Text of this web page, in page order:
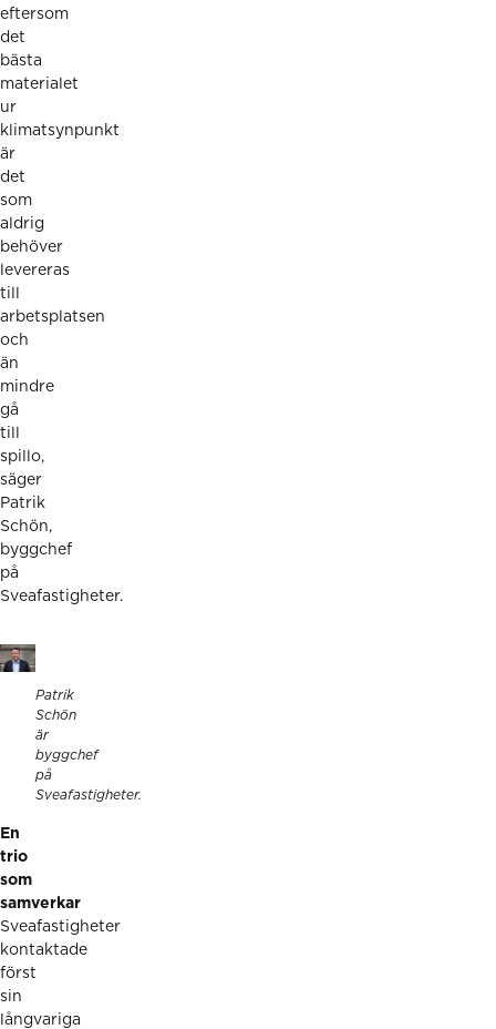
eftersom
det
bästa
materialet
ur
klimatsynpunkt
är
det
som
aldrig
behöver
levereras
till
arbetsplatsen
och
än
mindre
gå
till
spillo,
säger
Patrik
Schön,
byggchef
på
Sveafastigheter.
Patrik
Schön
är
byggchef
på
Sveafastigheter.
En
trio
som
samverkar
Sveafastigheter
kontaktade
först
sin
långvariga